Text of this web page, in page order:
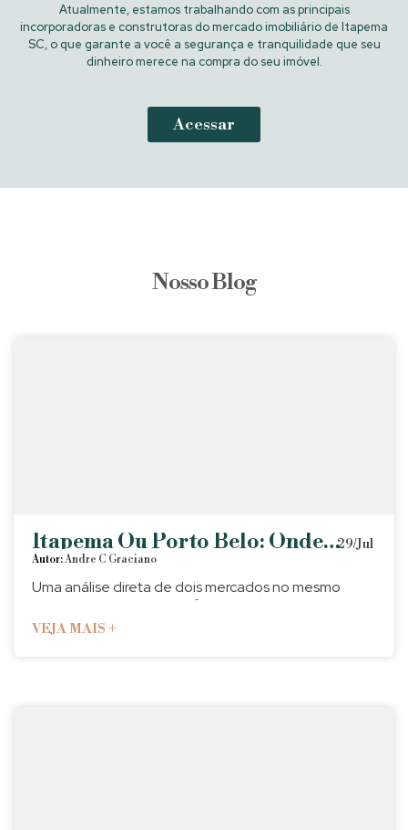
Atualmente, estamos trabalhando com as principais
incorporadoras e construtoras do mercado imobiliário de Itapema
SC, o que garante a você a segurança e tranquilidade que seu
dinheiro merece na compra do seu imóvel.
Acessar
Nosso Blog
29/Jul
Itapema Ou Porto Belo: Onde
Investir Hoje?
Autor:Andre C Graciano
Uma análise direta de dois mercados no mesmo
litoral — em momentos diferentes do ciclo imobiliário.